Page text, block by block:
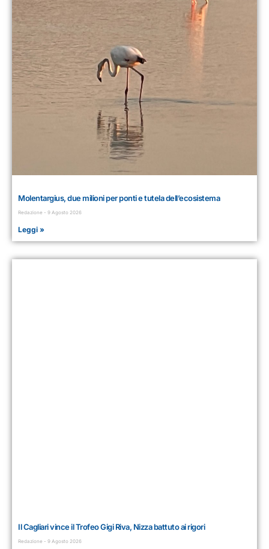
Molentargius, due milioni per ponti e tutela dell’ecosistema
Redazione 9 Agosto 2026
Leggi »
Il Cagliari vince il Trofeo Gigi Riva, Nizza battuto ai rigori
Redazione 9 Agosto 2026